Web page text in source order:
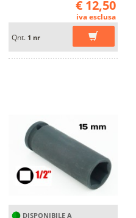
€ 12,50
iva esclusa
Qnt. 1 nr
DISPONIBILE A